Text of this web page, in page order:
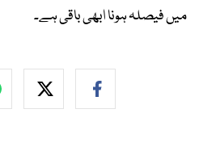
میں فیصلہ ہونا ابھی باقی ہے۔